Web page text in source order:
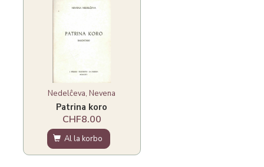
Nedelĉeva, Nevena
Patrina koro
CHF8.00
Al la korbo